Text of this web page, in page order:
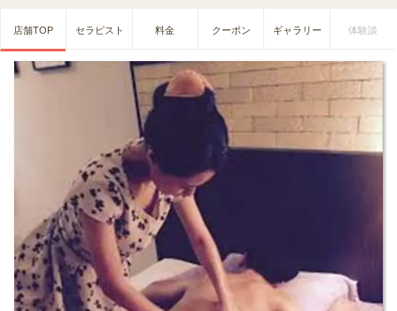
店舗TOP セラピスト 料金 クーポン ギャラリー 体験談